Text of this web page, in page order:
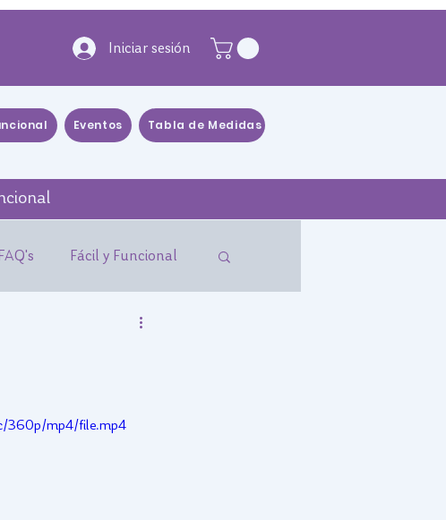
Iniciar sesión
Eventos Tabla de Medidas
FAQ's Fácil y Funcional
360p/mp4/file.mp4